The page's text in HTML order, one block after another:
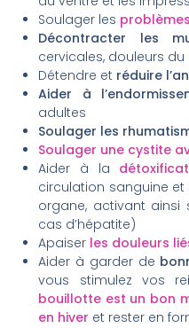
Soulager les
Décontracter les
cervicales, douleurs
Détendre et réduire
Aider à
adultes
Soulager les
Soulager une cystite
Aider à la
circulation sanguine
organe, activant ainsi
cas d’hépatite)
Apaiser les douleurs
Aider à garder de
vous stimulez vos
bouillotte est un bon
en hiver et rester en